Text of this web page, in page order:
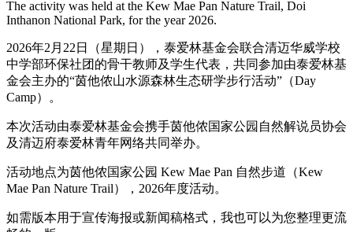
The activity was held at the Kew Mae Pan Nature Trail, Doi
Inthanon National Park, for the year 2026.
2026年2月22日（星期日），泰爱林基金会联合清迈华威学校
中学部环保社团的骨干教师及学生代表，共同参加由泰爱林基
金会主办的“茵他侬山水源森林生态研学步行活动”（Day
Camp）。
本次活动由泰爱林基金会携手茵他侬国家公园自然解说员协会
及清迈府泰爱林青年网络共同举办。
活动地点为茵他侬国家公园 Kew Mae Pan 自然步道（Kew
Mae Pan Nature Trail），2026年度活动。
如需版本用于宣传海报或新闻稿格式，我也可以为您整理更流